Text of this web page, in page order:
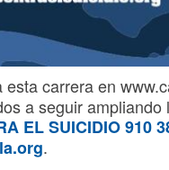
esta carrera en
a seguir
EL SUICIDIO 910
.